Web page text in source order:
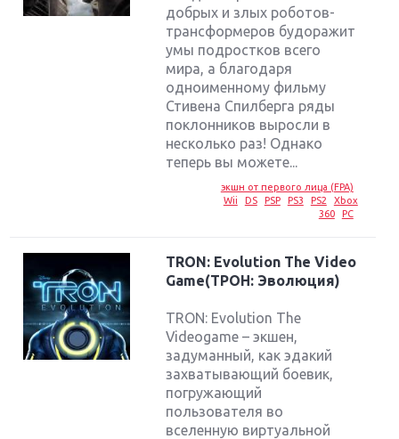
добрых и злых роботов-
трансформеров будоражит
умы подростков всего
мира, а благодаря
одноименному фильму
Стивена Спилберга ряды
поклонников выросли в
несколько раз! Однако
теперь вы можете...
экшн от первого лица (FPA)
Wii
DS PSP PS3 PS2
Xbox
360
PC
TRON: Evolution The Video
Game(ТРОН: Эволюция)
TRON: Evolution The
Videogame – экшен,
задуманный, как эдакий
захватывающий боевик,
погружающий
пользователя во
вселенную виртуальной